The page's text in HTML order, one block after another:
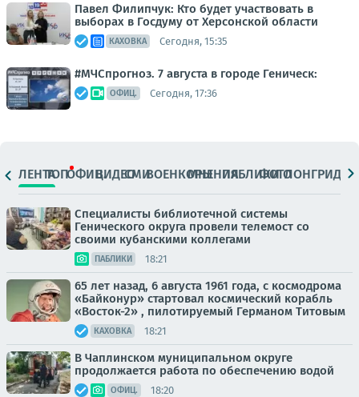
Павел Филипчук: Кто будет участвовать в
выборах в Госдуму от Херсонской области
КАХОВКА Сегодня, 15:35
#МЧСпрогноз. 7 августа в городе Геническ:
ОФИЦ. Сегодня, 17:36
ЛЕНТАТОПОФИЦ.ВИДЕОСМИВОЕНКОРЫМНЕНИЯПАБЛИКИ
ФОТОЛОНГРИДЫ
Специалисты библиотечной системы
Генического округа провели телемост со
своими кубанскими коллегами
ПАБЛИКИ 18:21
65 лет назад, 6 августа 1961 года, с космодрома
«Байконур» стартовал космический корабль
«Восток-2» , пилотируемый Германом Титовым
КАХОВКА 18:21
В Чаплинском муниципальном округе
продолжается работа по обеспечению водой
ОФИЦ. 18:20